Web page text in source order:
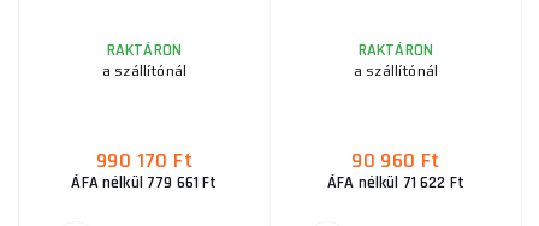
RAKTÁRON
a szállítónál
990 170 Ft
ÁFA nélkül 779 661 Ft
RAKTÁRON
a szállítónál
90 960 Ft
ÁFA nélkül 71 622 Ft